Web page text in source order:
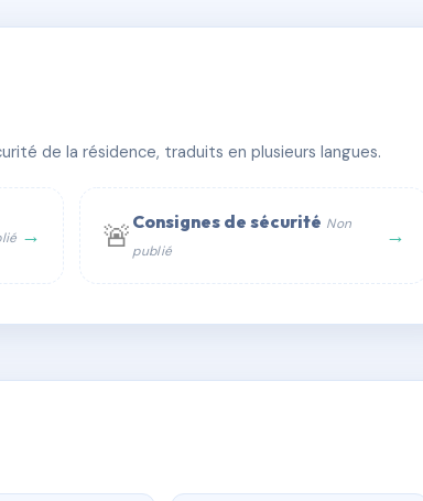
de la résidence, traduits en plusieurs langues.
→ 🚨 Consignes de sécurité Non
publié
→